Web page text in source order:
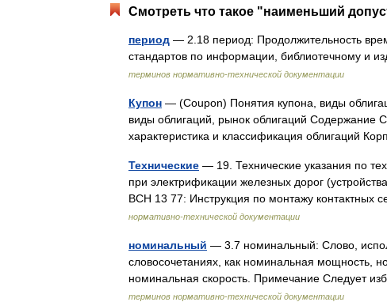
Смотреть что такое "наименьший
период — 2.18 период: Продолжительность
стандартов по информации, библиотечному и
терминов нормативно-технической документации
Купон — (Coupon) Понятия купона, виды
виды облигаций, рынок облигаций
характеристика и классификация облигаций
Технические — 19. Технические указания по
при электрификации железных дорог
ВСН 13 77: Инструкция по монтажу контактных
нормативно-технической документации
номинальный — 3.7 номинальный: Слово,
словосочетаниях, как номинальная мощность,
номинальная скорость. Примечание Следует
терминов нормативно-технической документации